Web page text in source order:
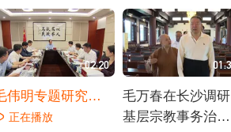
02:20
伟明专题研究仲
文化园建设工作
正在播放
毛万春在长沙调研
基层宗教事务治理